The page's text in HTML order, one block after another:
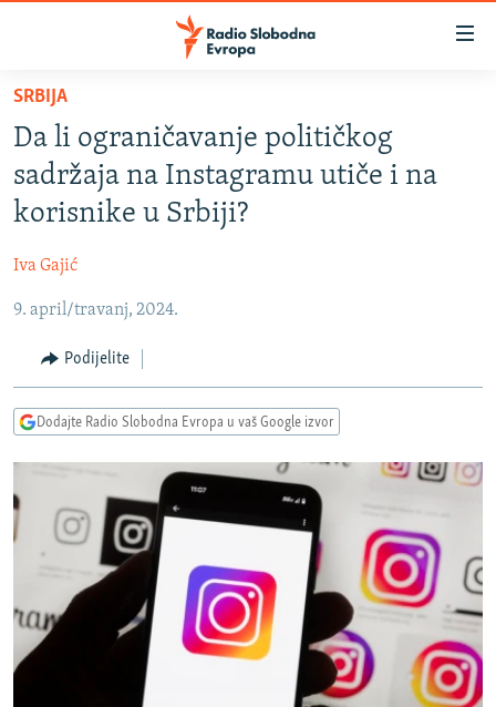
Pređite
glavni
sadržaj
Pređite
na
glavnu
navigaciju
Pređite
pretragu
VIJESTI
BOSNA I HERCEGOVINA
SRBIJA
CRNA GORA
VIZUELNO
VIDEO
INFOGRAFIKE
PODCASTI
KINA NA BALKANU
RSE PRIČE IZ SVIJETA
ISPRIČAJ MI
DNEVNO@RSE
SPECIJALI RSE
VIŠE OD NASLOVA
GENOCID U SREBRENICI
PRATITE NAS
SRBIJA
Da li ograničavanje političkog
sadržaja na Instagramu utiče i na
korisnike u Srbiji?
Iva Gajić
9. april/travanj, 2024.
Podijelite
Dodajte Radio Slobodna Evropa u vaš Google izvor